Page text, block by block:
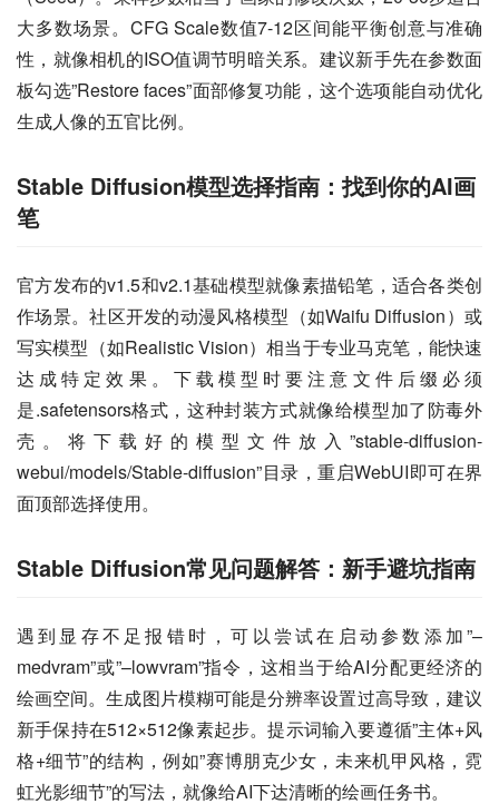
大多数场景。CFG Scale数值7-12区间能平衡创意与准确
性，就像相机的ISO值调节明暗关系。建议新手先在参数面
板勾选”Restore faces”面部修复功能，这个选项能自动优化
生成人像的五官比例。
Stable Diffusion模型选择指南：找到你的AI画
笔
官方发布的v1.5和v2.1基础模型就像素描铅笔，适合各类创
作场景。社区开发的动漫风格模型（如Waifu Diffusion）或
写实模型（如Realistic Vision）相当于专业马克笔，能快速
达成特定效果。下载模型时要注意文件后缀必须
是.safetensors格式，这种封装方式就像给模型加了防毒外
壳。将下载好的模型文件放入”stable-diffusion-
webui/models/Stable-diffusion”目录，重启WebUI即可在界
面顶部选择使用。
Stable Diffusion常见问题解答：新手避坑指南
遇到显存不足报错时，可以尝试在启动参数添加”–
medvram”或”–lowvram”指令，这相当于给AI分配更经济的
绘画空间。生成图片模糊可能是分辨率设置过高导致，建议
新手保持在512×512像素起步。提示词输入要遵循”主体+风
格+细节”的结构，例如”赛博朋克少女，未来机甲风格，霓
虹光影细节”的写法，就像给AI下达清晰的绘画任务书。